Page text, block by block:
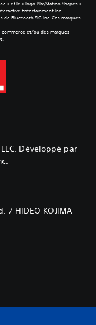
» et le « logo PlayStation Shapes »
Entertainment Inc.
Bluetooth SIG Inc. Ces marques
commerce et/ou des marques
Développé par
/ HIDEO KOJIMA